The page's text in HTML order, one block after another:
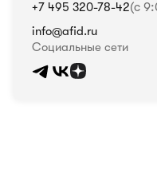
+7 495 320-78-42(с
info@afid.ru
Социальные сети